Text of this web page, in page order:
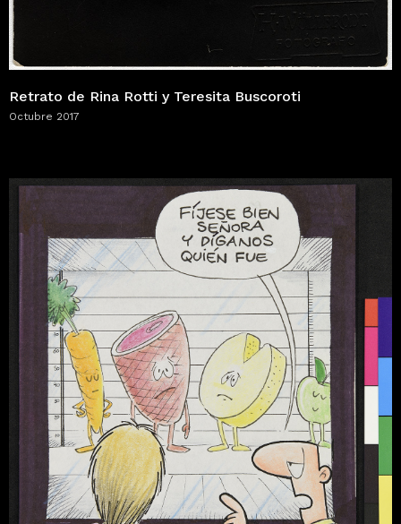
Retrato de Rina Rotti y Teresita Buscoroti
Octubre 2017